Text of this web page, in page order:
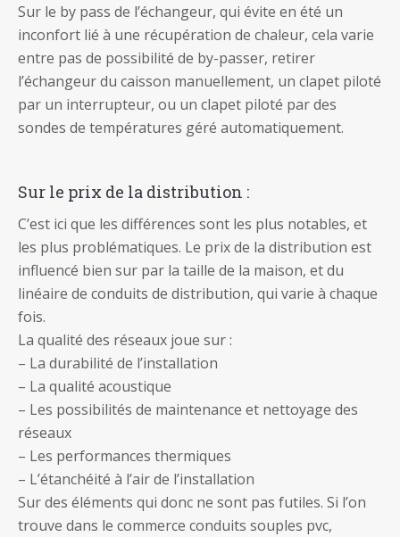
Sur le by pass de l’échangeur, qui évite en été un
inconfort lié à une récupération de chaleur, cela varie
entre pas de possibilité de by-passer, retirer
l’échangeur du caisson manuellement, un clapet piloté
par un interrupteur, ou un clapet piloté par des
sondes de températures géré automatiquement.
Sur le prix de la distribution :
C’est ici que les différences sont les plus notables, et
les plus problématiques. Le prix de la distribution est
influencé bien sur par la taille de la maison, et du
linéaire de conduits de distribution, qui varie à chaque
fois.
La qualité des réseaux joue sur :
– La durabilité de l’installation
– La qualité acoustique
– Les possibilités de maintenance et nettoyage des
réseaux
– Les performances thermiques
– L’étanchéité à l’air de l’installation
Sur des éléments qui donc ne sont pas futiles. Si l’on
trouve dans le commerce conduits souples pvc,